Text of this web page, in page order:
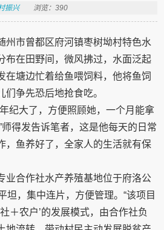
振兴 浏览：390
州市曾都区府河镇枣树坳村特色水
布在田野间，微风拂过，水面泛起
在塘边忙着给鱼喂饲料，他将鱼饲
争先恐后地抢食吃。
纪大了，方便照顾她，一个月能拿
得发告诉笔者，这是他每天的日常
，鱼养好了，全家人的生活就有保
业合作社水产养殖基地位于府洛公
坦，集中连片，方便管理。“该项目
＋农户’的发展模式，由合作社负